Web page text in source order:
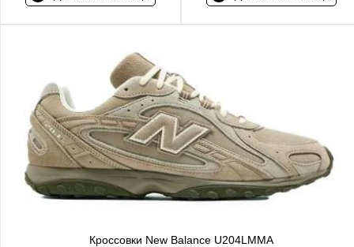
Кроссовки New Balance U204LMMA